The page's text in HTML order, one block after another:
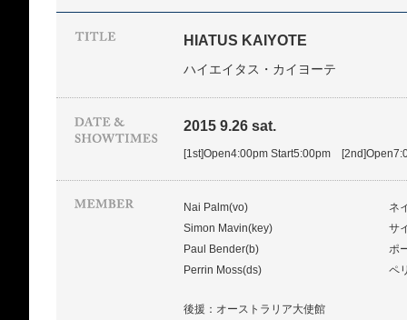
HIATUS KAIYOTE
ハイエイタス・カイヨーテ
2015 9.26 sat.
[1st]Open4:00pm Start5:00pm
Nai Palm(vo)
ネ
Simon Mavin(key)
サ
Paul Bender(b)
ポ
Perrin Moss(ds)
ペ
後援：オーストラリア大使館